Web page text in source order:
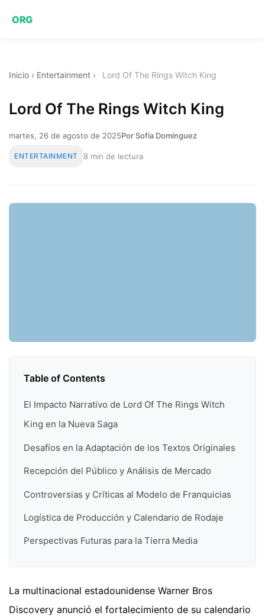
ORG
Inicio › Entertainment › Lord Of The Rings Witch King
Lord Of The Rings Witch King
martes, 26 de agosto de 2025Por Sofía Domínguez
ENTERTAINMENT 8 min de lectura
Table of Contents
El Impacto Narrativo de Lord Of The Rings Witch
King en la Nueva Saga
Desafíos en la Adaptación de los Textos Originales
Recepción del Público y Análisis de Mercado
Controversias y Críticas al Modelo de Franquicias
Logística de Producción y Calendario de Rodaje
Perspectivas Futuras para la Tierra Media
La multinacional estadounidense Warner Bros
Discovery anunció el fortalecimiento de su calendario